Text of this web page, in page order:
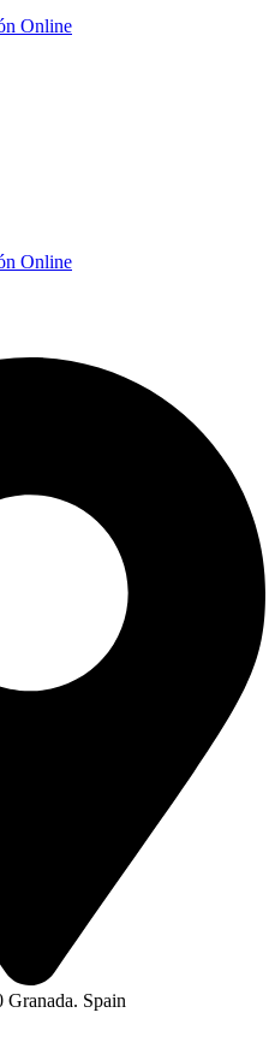
Online
Online
Granada. Spain